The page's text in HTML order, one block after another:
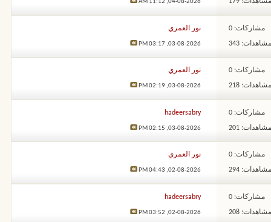
04-08-2026,
11:12 AM
مشاركات: 0
343
نور العمري
03-08-2026,
03:17 PM
مشاركات: 0
218
نور العمري
03-08-2026,
02:19 PM
مشاركات: 0
201
hadeersabry
03-08-2026,
02:15 PM
مشاركات: 0
294
نور العمري
02-08-2026,
04:43 PM
مشاركات: 0
208
hadeersabry
02-08-2026,
03:52 PM